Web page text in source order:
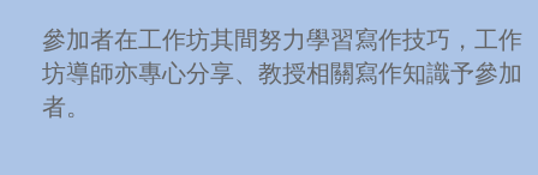
參加者在工作坊其間努力學習寫作技巧，工作
坊導師亦專心分享、教授相關寫作知識予參加
者。